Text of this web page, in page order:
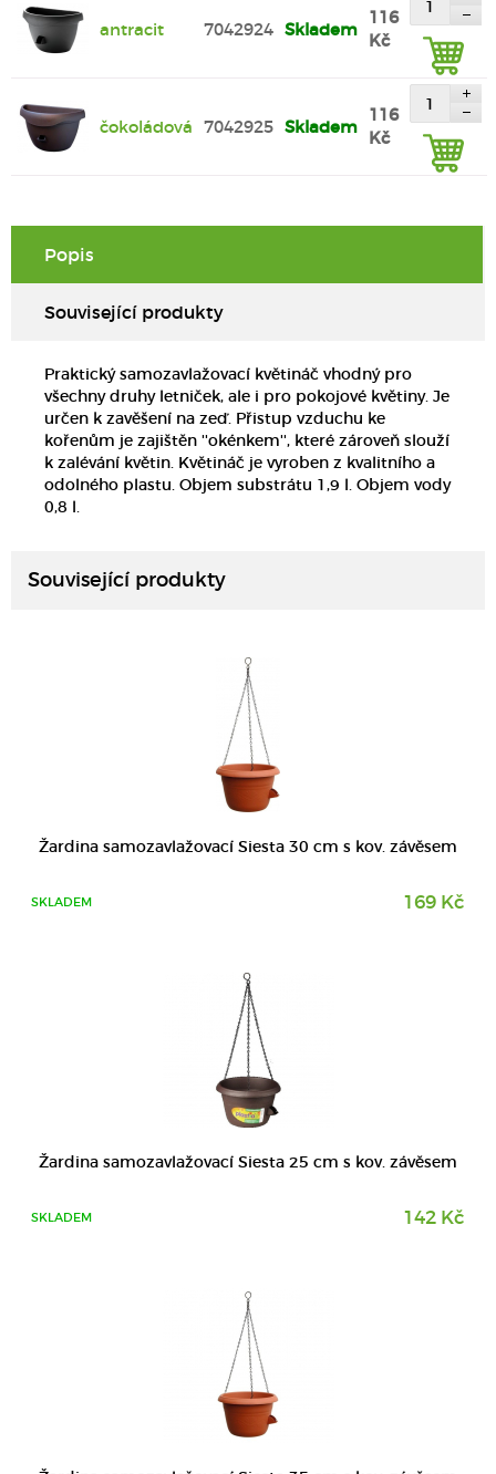
antracit 7042924 Skladem
116
Kč
čokoládová 7042925 Skladem
116
Kč
Popis
Související produkty
Praktický samozavlažovací květináč vhodný pro
všechny druhy letniček, ale i pro pokojové květiny. Je
určen k zavěšení na zeď. Přistup vzduchu ke
kořenům je zajištěn ''okénkem'', které zároveň slouží
k zalévání květin. Květináč je vyroben z kvalitního a
odolného plastu. Objem substrátu 1,9 l. Objem vody
0,8 l.
Související produkty
Žardina samozavlažovací Siesta 30 cm s kov. závěsem
SKLADEM 169 Kč
Žardina samozavlažovací Siesta 25 cm s kov. závěsem
SKLADEM 142 Kč